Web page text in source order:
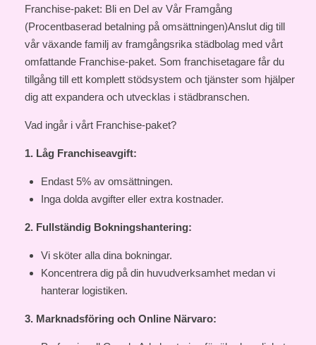
Franchise-paket: Bli en Del av Vår Framgång
(Procentbaserad betalning på omsättningen)Anslut dig till
vår växande familj av framgångsrika städbolag med vårt
omfattande Franchise-paket. Som franchisetagare får du
tillgång till ett komplett stödsystem och tjänster som hjälper
dig att expandera och utvecklas i städbranschen.
Vad ingår i vårt Franchise-paket?
1. Låg Franchiseavgift:
Endast 5% av omsättningen.
Inga dolda avgifter eller extra kostnader.
2. Fullständig Bokningshantering:
Vi sköter alla dina bokningar.
Koncentrera dig på din huvudverksamhet medan vi
hanterar logistiken.
3. Marknadsföring och Online Närvaro: